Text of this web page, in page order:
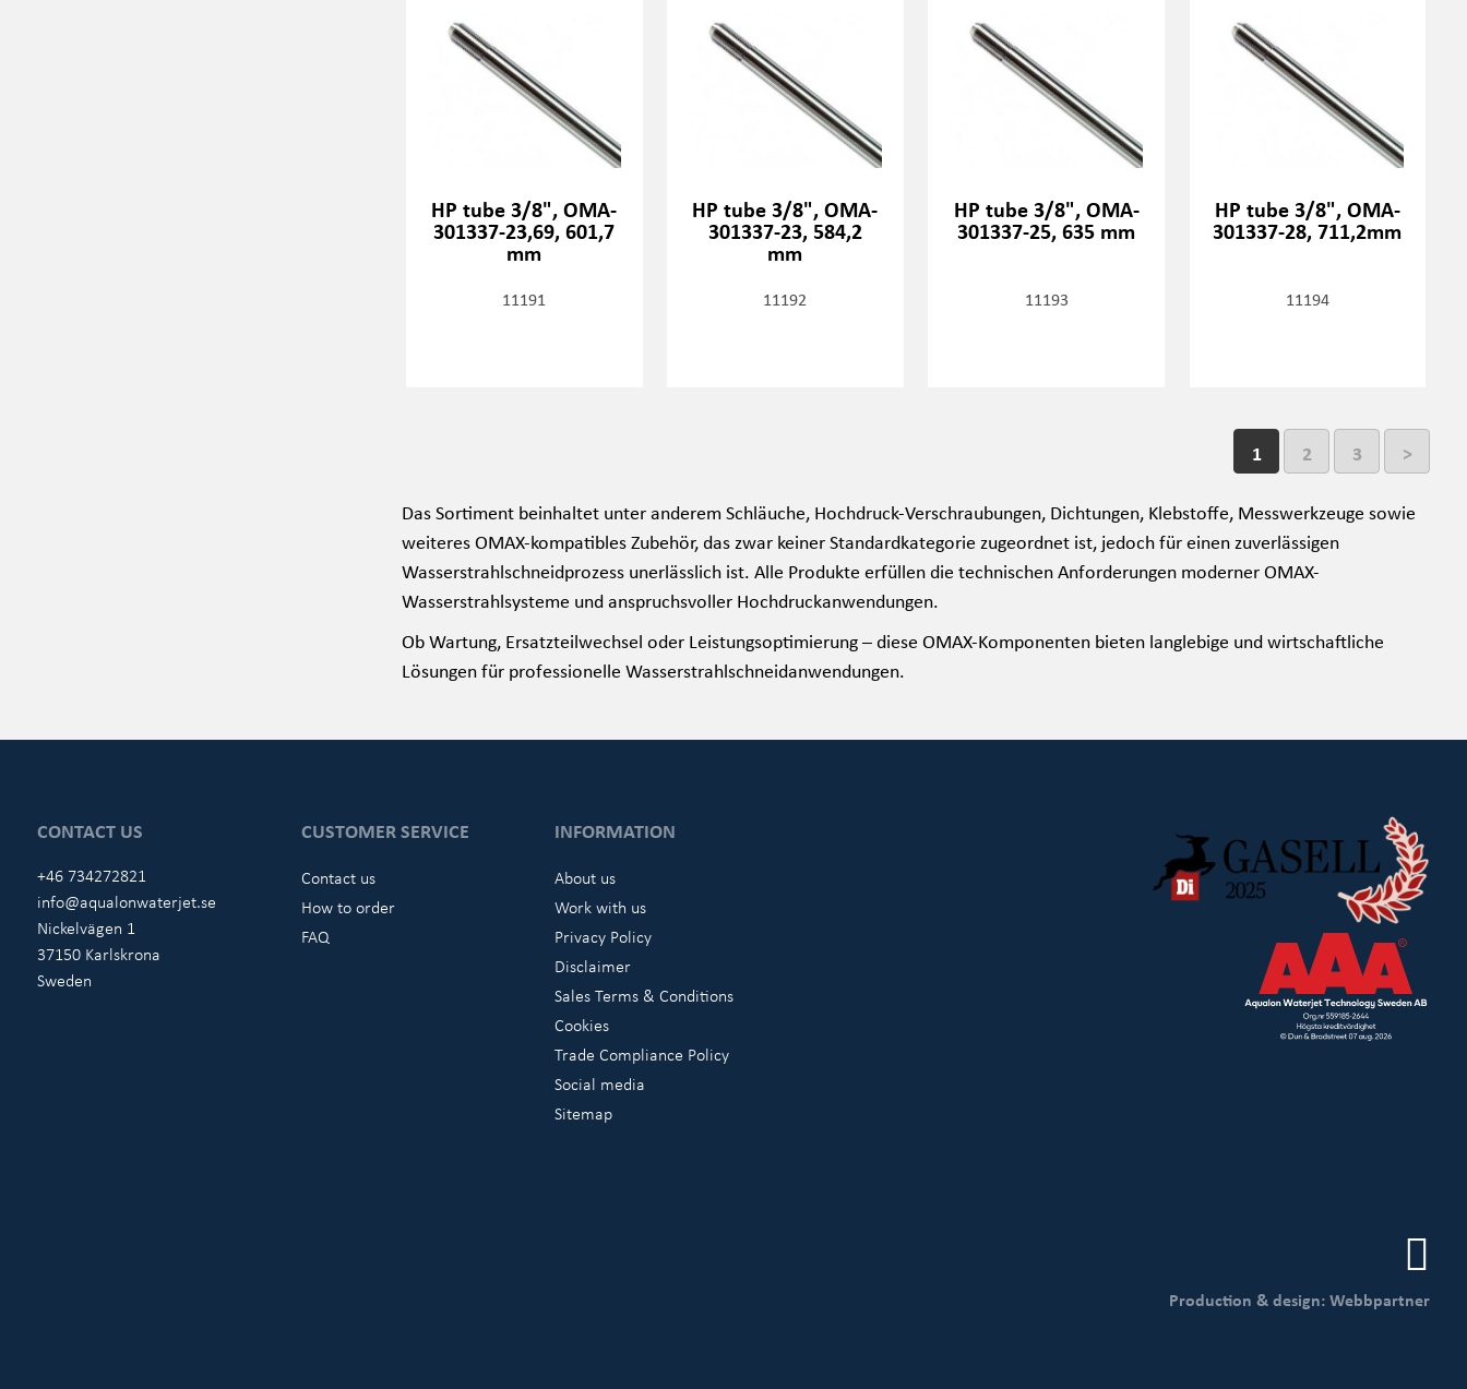
HP tube 3/8", OMA-
301337-23,69, 601,7
mm
11191
HP tube 3/8", OMA-
301337-23, 584,2
mm
11192
HP tube 3/8", OMA-
301337-25, 635 mm
11193
HP tube 3/8", OMA-
301337-28, 711,2mm
11194
1 2 3 >
Das Sortiment beinhaltet unter anderem Schläuche, Hochdruck-Verschraubungen, Dichtungen, Klebstoffe, Messwerkzeuge sowie
weiteres OMAX-kompatibles Zubehör, das zwar keiner Standardkategorie zugeordnet ist, jedoch für einen zuverlässigen
Wasserstrahlschneidprozess unerlässlich ist. Alle Produkte erfüllen die technischen Anforderungen moderner OMAX-
Wasserstrahlsysteme und anspruchsvoller Hochdruckanwendungen.
Ob Wartung, Ersatzteilwechsel oder Leistungsoptimierung – diese OMAX-Komponenten bieten langlebige und wirtschaftliche
Lösungen für professionelle Wasserstrahlschneidanwendungen.
CONTACT US
+46 734272821
info@aqualonwaterjet.se
Nickelvägen 1
37150 Karlskrona
Sweden
CUSTOMER SERVICE
Contact us
How to order
FAQ
INFORMATION
About us
Work with us
Privacy Policy
Disclaimer
Sales Terms & Conditions
Cookies
Trade Compliance Policy
Social media
Sitemap
Production & design: Webbpartner